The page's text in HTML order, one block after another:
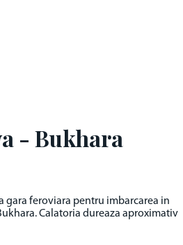
- Bukhara
gara feroviara pentru imbarcarea in
Calatoria dureaza aproximativ